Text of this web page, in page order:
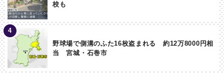
校も
野球場で側溝のふた16枚盗まれる 約12万8000円相
当 宮城・石巻市